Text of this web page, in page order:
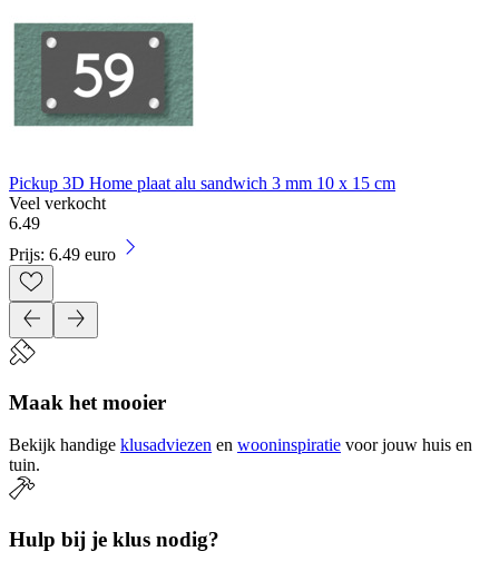
Pickup 3D Home plaat alu sandwich 3 mm 10 x 15 cm
Veel verkocht
6.49
Prijs: 6.49 euro
Maak het mooier
Bekijk handige klusadviezen en wooninspiratie voor jouw huis en
tuin.
Hulp bij je klus nodig?